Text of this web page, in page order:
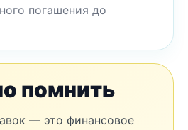
погашения до
помнить
— это финансовое